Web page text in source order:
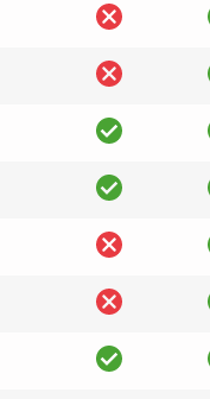
nein
nein
ja
ja
nein
nein
ja